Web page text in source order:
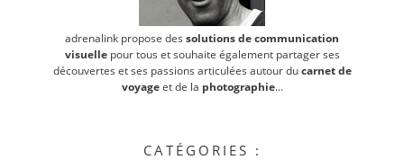
adrenalink propose des solutions de communication
visuellepour tous et souhaite également partager ses
découvertes et ses passions articulées autour ducarnet de
voyageet de la photographie...
CATÉGORIES :